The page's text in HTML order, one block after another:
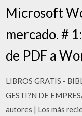
Microsoft
mercado. #
de PDF a
LIBROS GRATIS -
GESTI?N DE
autores | Los más